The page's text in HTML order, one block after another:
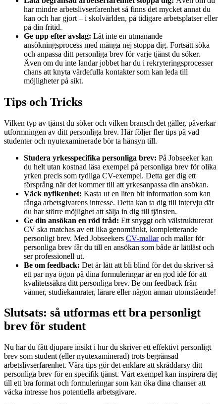
har mindre arbetslivserfarenhet så finns det mycket annat du
kan och har gjort – i skolvärlden, på tidigare arbetsplatser eller
på din fritid.
Ge upp efter avslag: Låt inte en utmanande
ansökningsprocess med många nej stoppa dig. Fortsätt söka
och anpassa ditt personliga brev för varje tjänst du söker.
Även om du inte landar jobbet har du i rekryteringsprocesser
chans att knyta värdefulla kontakter som kan leda till
möjligheter på sikt.
Tips och Tricks
Vilken typ av tjänst du söker och vilken bransch det gäller, påverkar
utformningen av ditt personliga brev. Här följer fler tips på vad
studenter och nyutexaminerade bör ta hänsyn till.
Studera yrkesspecifika personliga brev: På Jobseeker kan
du helt utan kostnad läsa exempel på personliga brev för olika
yrken precis som tydliga CV-exempel. Detta ger dig ett
försprång när det kommer till att yrkesanpassa din ansökan.
Väck nyfikenhet: Kasta ut en liten bit information som kan
fånga arbetsgivarens intresse. Detta kan ta dig till intervju där
du har större möjlighet att sälja in dig till tjänsten.
Ge din ansökan en röd tråd: Ett snyggt och välstrukturerat
CV ska matchas av ett lika genomtänkt, kompletterande
personligt brev. Med Jobseekers CV-mallaroch mallar för
personliga brev får du till en ansökan som både är lättläst och
ser professionell ut.
Be om feedback: Det är lätt att bli blind för det du skriver så
ett par nya ögon på dina formuleringar är en god idé för att
kvalitetssäkra ditt personliga brev. Be om feedback från
vänner, studiekamrater, lärare eller någon annan utomstående!
Slutsats: så utformas ett bra personligt
brev för student
Nu har du fått djupare insikt i hur du skriver ett effektivt personligt
brev som student (eller nyutexaminerad) trots begränsad
arbetslivserfarenhet. Våra tips gör det enklare att skräddarsy ditt
personliga brev för en specifik tjänst. Vårt exempel kan inspirera dig
till ett bra format och formuleringar som kan öka dina chanser att
väcka intresse hos potentiella arbetsgivare.